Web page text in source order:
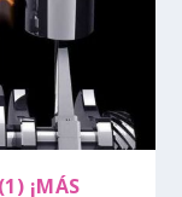
¡MÁS